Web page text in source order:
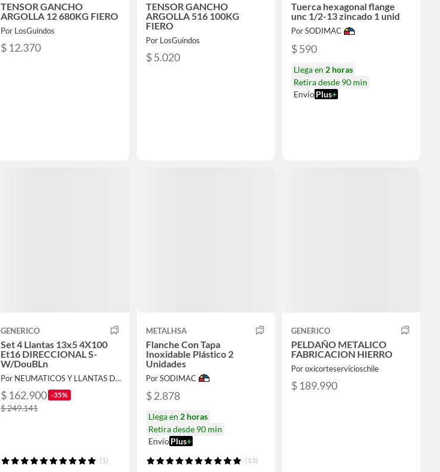
TENSOR GANCHO
ARGOLLA 12 680KG FIERO
Por LosGuindos
$ 12.370
TENSOR GANCHO
ARGOLLA 516 100KG
FIERO
Por LosGuindos
$ 5.020
Tuerca hexagonal flange
unc 1/2-13 zincado 1 unid
Por SODIMAC
$ 590
Llega en 2 horas
Retira desde 90 min
EnvíoPlus+
GENERICO
Set 4 Llantas 13x5 4X100
Et16 DIRECCIONAL S-
W/DouBLn
Por NEUMATICOS Y LLANTAS DEL PACIFICO LIMITADA
$ 162.900 -35%
$ 249.141
(1)
METALHSA
Flanche Con Tapa
Inoxidable Plástico 2
Unidades
Por SODIMAC
$ 2.878
Llega en 2 horas
Retira desde 90 min
EnvíoPlus+
(13)
GENERICO
PELDAÑO METALICO
FABRICACION HIERRO
Por oxicorteservicioschile
$ 189.990